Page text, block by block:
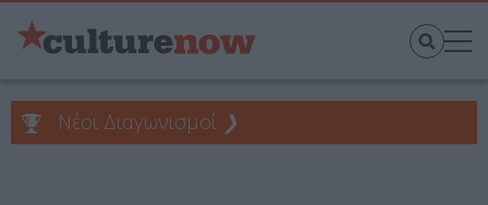
Νέοι Διαγωνισμοί ❯